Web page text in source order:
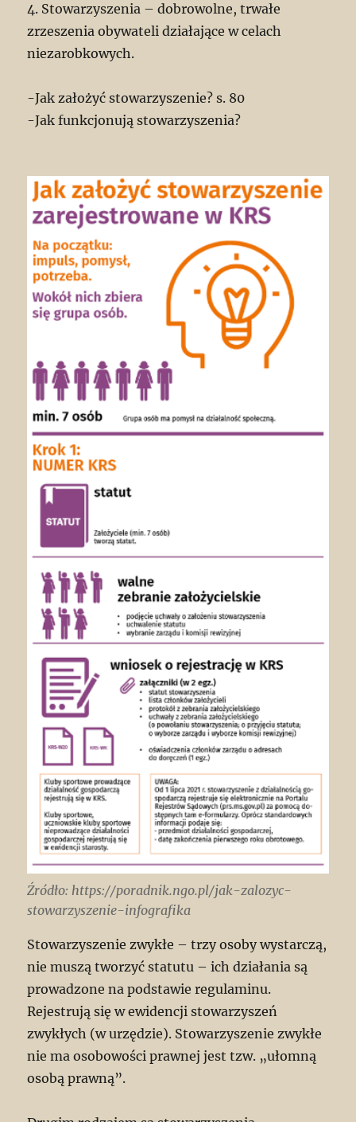
4. Stowarzyszenia – dobrowolne, trwałe
zrzeszenia obywateli działające w celach
niezarobkowych.
-Jak założyć stowarzyszenie? s. 80
-Jak funkcjonują stowarzyszenia?
Źródło: https://poradnik.ngo.pl/jak-zalozyc-
stowarzyszenie-infografika
Stowarzyszenie zwykłe – trzy osoby wystarczą,
nie muszą tworzyć statutu – ich działania są
prowadzone na podstawie regulaminu.
Rejestrują się w ewidencji stowarzyszeń
zwykłych (w urzędzie). Stowarzyszenie zwykłe
nie ma osobowości prawnej jest tzw. „ułomną
osobą prawną”.